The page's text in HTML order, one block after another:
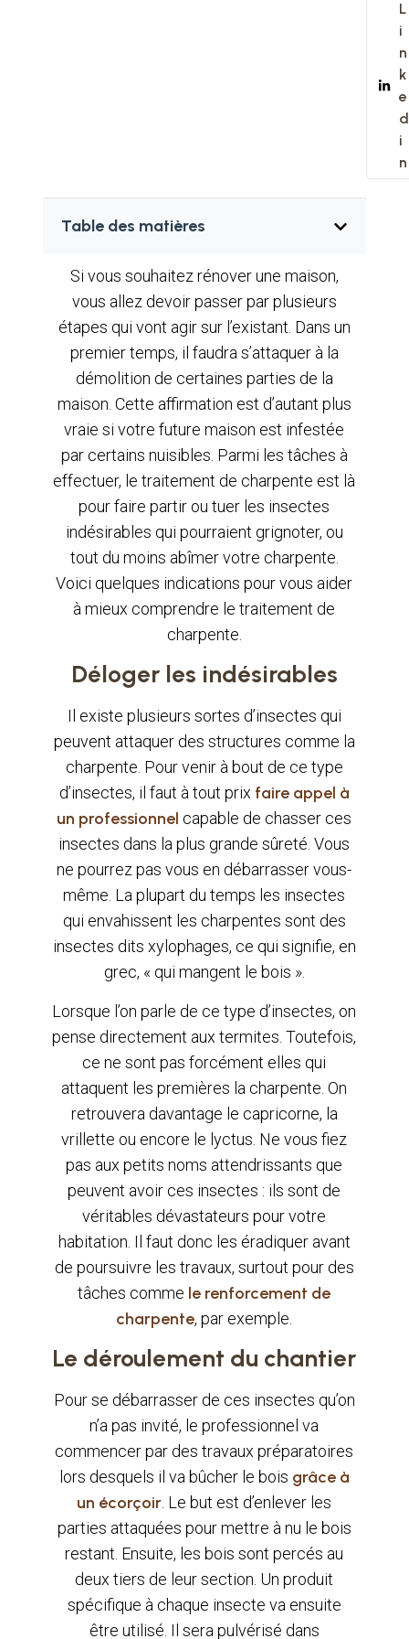
L
i
n
k
e
d
i
n
Table des matières
Si vous souhaitez rénover une maison,
vous allez devoir passer par plusieurs
étapes qui vont agir sur l’existant. Dans un
premier temps, il faudra s’attaquer à la
démolition de certaines parties de la
maison. Cette affirmation est d’autant plus
vraie si votre future maison est infestée
par certains nuisibles. Parmi les tâches à
effectuer, le traitement de charpente est là
pour faire partir ou tuer les insectes
indésirables qui pourraient grignoter, ou
tout du moins abîmer votre charpente.
Voici quelques indications pour vous aider
à mieux comprendre le traitement de
charpente.
Déloger les indésirables
Il existe plusieurs sortes d’insectes qui
peuvent attaquer des structures comme la
charpente. Pour venir à bout de ce type
d’insectes, il faut à tout prix faire appel à
un professionnel capable de chasser ces
insectes dans la plus grande sûreté. Vous
ne pourrez pas vous en débarrasser vous-
même. La plupart du temps les insectes
qui envahissent les charpentes sont des
insectes dits xylophages, ce qui signifie, en
grec, « qui mangent le bois ».
Lorsque l’on parle de ce type d’insectes, on
pense directement aux termites. Toutefois,
ce ne sont pas forcément elles qui
attaquent les premières la charpente. On
retrouvera davantage le capricorne, la
vrillette ou encore le lyctus. Ne vous fiez
pas aux petits noms attendrissants que
peuvent avoir ces insectes : ils sont de
véritables dévastateurs pour votre
habitation. Il faut donc les éradiquer avant
de poursuivre les travaux, surtout pour des
tâches comme le renforcement de
charpente, par exemple.
Le déroulement du chantier
Pour se débarrasser de ces insectes qu’on
n’a pas invité, le professionnel va
commencer par des travaux préparatoires
lors desquels il va bûcher le bois grâce à
un écorçoir . Le but est d’enlever les
parties attaquées pour mettre à nu le bois
restant. Ensuite, les bois sont percés au
deux tiers de leur section. Un produit
spécifique à chaque insecte va ensuite
être utilisé. Il sera pulvérisé dans